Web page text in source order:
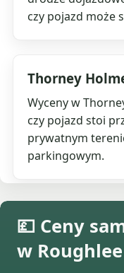
czy pojazd może
Thorney
Wyceny w
czy pojazd stoi
prywatnym
parkingowym.
💷 Ceny
w Roughlee